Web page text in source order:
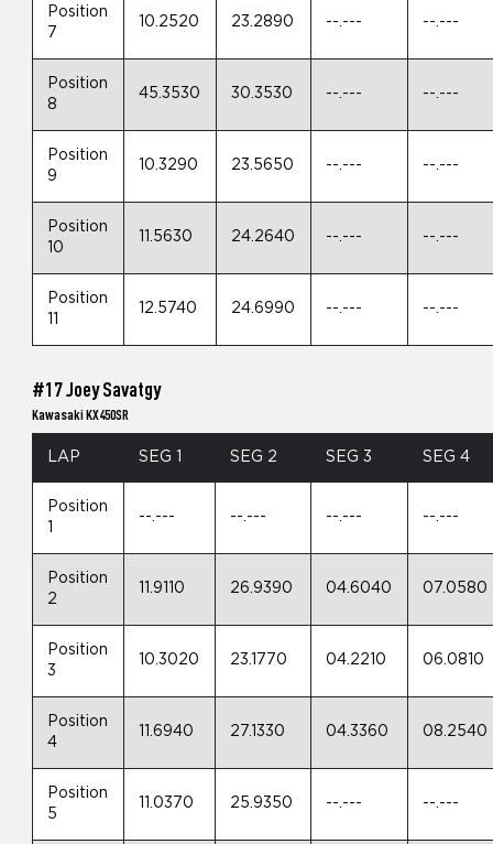
Position
7
10.2520 23.2890 --.--- --.---
Position
8
45.3530 30.3530 --.--- --.---
Position
9
10.3290 23.5650 --.--- --.---
Position
10
11.5630 24.2640 --.--- --.---
Position
12.5740 24.6990 --.--- --.---
#17 Joey Savatgy
Kawasaki KX450SR
LAP SEG 1 SEG 2 SEG 3 SEG 4
Position
--.--- --.--- --.--- --.---
Position
2
11.9110 26.9390 04.6040 07.0580
Position
3
10.3020 23.1770 04.2210 06.0810
Position
4
11.6940 27.1330 04.3360 08.2540
Position
5
11.0370 25.9350 --.--- --.---